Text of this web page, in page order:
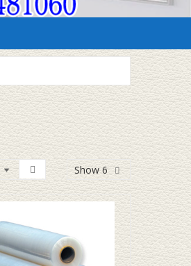
Show 6